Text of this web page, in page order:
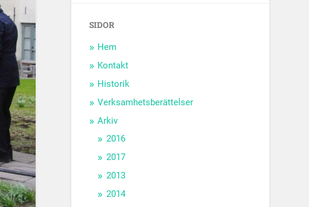
SIDOR
Hem
Kontakt
Historik
Verksamhetsberättelser
Arkiv
2016
2017
2013
2014